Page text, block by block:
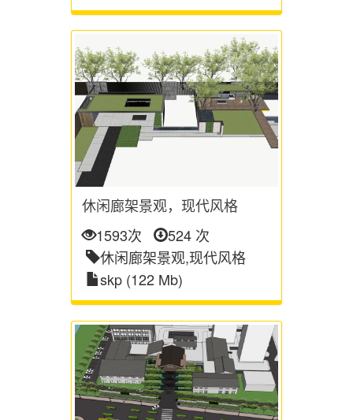
休闲廊架景观，现代风格
1593次
524 次
休闲廊架景观,现代风格
skp (122 Mb)